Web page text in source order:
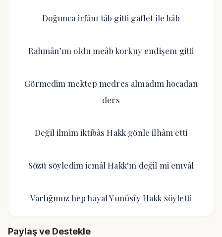
Doğunca irfânı tâb gitti gaflet ile hâb
Rahmân’ım oldu meâb korkuy endişem gitti
Görmedim mektep medres almadım hocadan
ders
Değil ilmim iktibâs Hakk gönle ilhâm etti
Sözü söyledim icmâl Hakk’ın değil mi emvâl
Varlığımız hep hayal Yunûsîy Hakk söyletti
Paylaş ve Destekle